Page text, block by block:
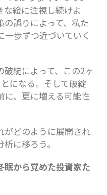
な絵に注視し続けよ
誤りによって、私た
歩ずつ近づいていく
綻によって、この2ヶ
になる。そして破綻
に、更に増える可能性
がどのように展開され
に移ろう。
眠から覚めた投資家た